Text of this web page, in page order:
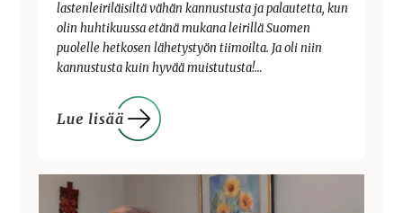
lastenleiriläisiltä vähän kannustusta ja palautetta, kun
olin huhtikuussa etänä mukana leirillä Suomen
puolelle hetkosen lähetystyön tiimoilta. Ja oli niin
kannustusta kuin hyvää muistutusta!…